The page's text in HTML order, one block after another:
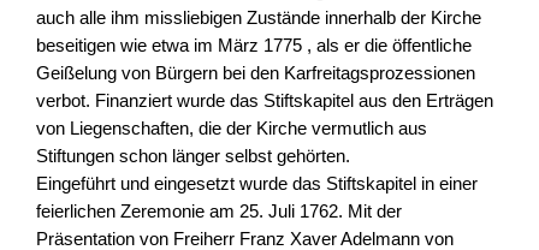
auch alle ihm missliebigen Zustände innerhalb der Kirche
beseitigen wie etwa im März 1775 , als er die öffentliche
Geißelung von Bürgern bei den Karfreitagsprozessionen
verbot. Finanziert wurde das Stiftskapitel aus den Erträgen
von Liegenschaften, die der Kirche vermutlich aus
Stiftungen schon länger selbst gehörten.
Eingeführt und eingesetzt wurde das Stiftskapitel in einer
feierlichen Zeremonie am 25. Juli 1762. Mit der
Präsentation von Freiherr Franz Xaver Adelmann von